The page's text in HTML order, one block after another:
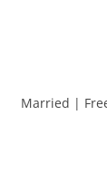
Married |